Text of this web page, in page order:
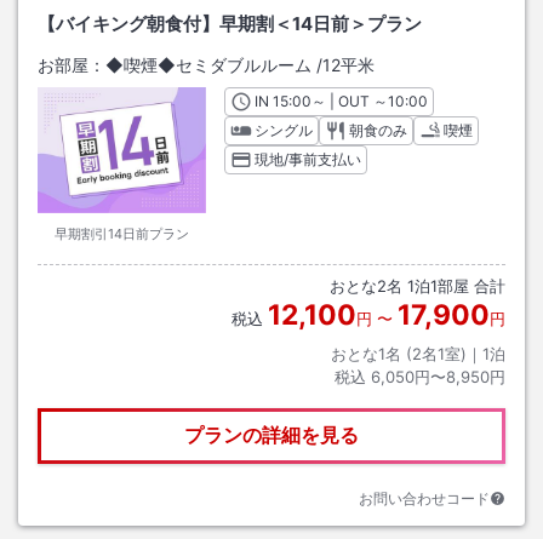
【バイキング朝食付】早期割＜14日前＞プラン
お部屋： ◆喫煙◆セミダブルルーム /12平米
早期割引14日前プラン
INチェックイン
15:00 ～ | OUT チェックアウト
～10:00
シングル
朝食のみ
喫煙
現地/事前支払い
おとな2名 1泊1部屋 合計
税込 12,100円 〜 17,900円
おとな1名 (2名1室)｜ 1泊
税込 6,050円〜8,950円
プランの詳細を見る
お問い合わせコード